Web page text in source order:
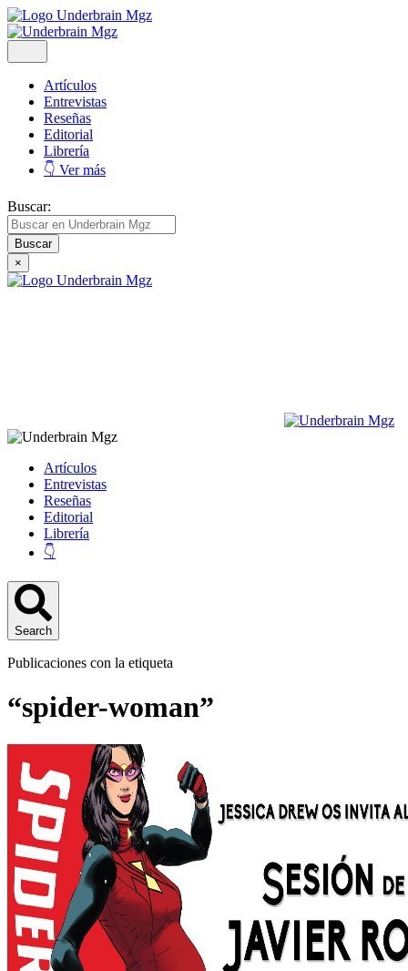
Artículos
Entrevistas
Reseñas
Editorial
Librería
👇 Ver más
Buscar:
×
Artículos
Entrevistas
Reseñas
Editorial
Librería
👇
Search
Publicaciones con la etiqueta
“spider-woman”